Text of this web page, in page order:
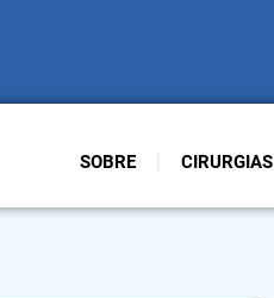
SOBRE CIRURGIAS